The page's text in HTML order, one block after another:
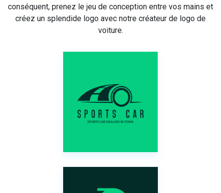
conséquent, prenez le jeu de conception entre vos mains et
créez un splendide logo avec notre créateur de logo de
voiture.